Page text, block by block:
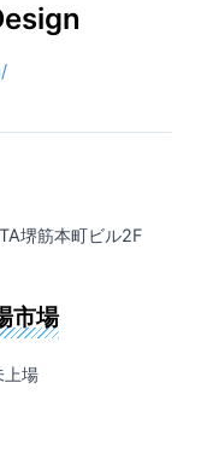
堺筋本町ビル2F
市場
上場